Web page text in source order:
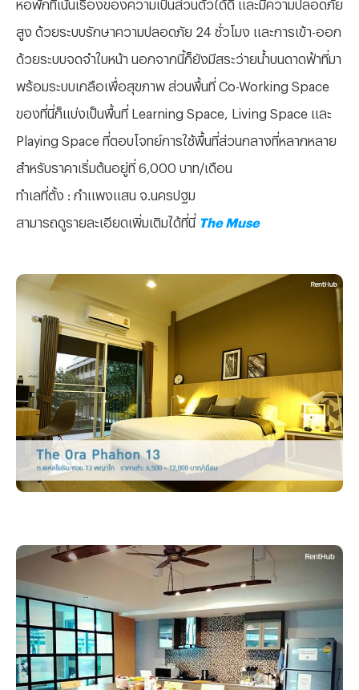
สูง ด้วยระบบรักษาความปลอดภัย 24 ชั่วโมง และการเข้า-ออก
ด้วยระบบจดจำใบหน้า นอกจากนี้ก็ยังมีสระว่ายน้ำบนดาดฟ้าที่มา
พร้อมระบบเกลือเพื่อสุขภาพ ส่วนพื้นที่ Co-Working Space
ของที่นี่ก็แบ่งเป็นพื้นที่ Learning Space, Living Space และ
Playing Space ที่ตอบโจทย์การใช้พื้นที่ส่วนกลางที่หลากหลาย
สำหรับราคาเริ่มต้นอยู่ที่ 6,000 บาท/เดือน
ทำเลที่ตั้ง : กำแพงแสน จ.นครปฐม
สามารถดูรายละเอียดเพิ่มเติมได้ที่นี่ The Muse